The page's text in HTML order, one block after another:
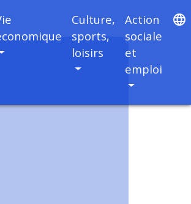
Culture,
sports,
loisirs
Action
sociale
et
emploi
language